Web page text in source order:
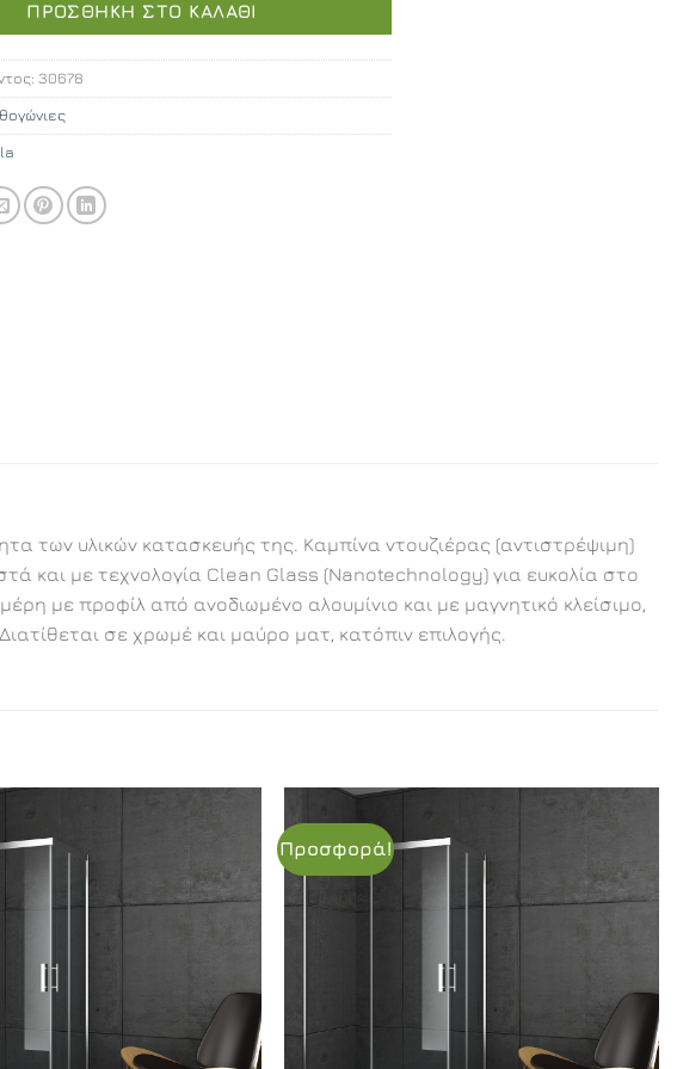
ΠΡΟΣΘΉΚΗ ΣΤΟ ΚΑΛΆΘΙ
30678
των υλικών κατασκευής της. Καμπίνα ντουζιέρας (αντιστρέψιμη)
και με τεχνολογία Clean Glass (Nanotechnology) για ευκολία στο
με προφίλ από ανοδιωμένο αλουμίνιο και με μαγνητικό κλείσιμο,
σε χρωμέ και μαύρο ματ, κατόπιν επιλογής.
Προσφορά!